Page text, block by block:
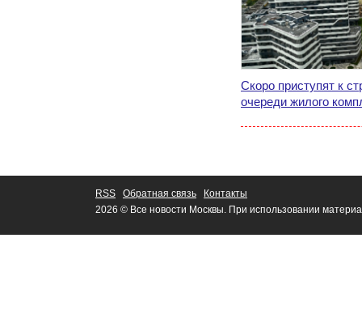
Скоро приступят к
очереди жилого
RSS Обратная связь
Контакты
2026 © Все новости Москвы. При использовании